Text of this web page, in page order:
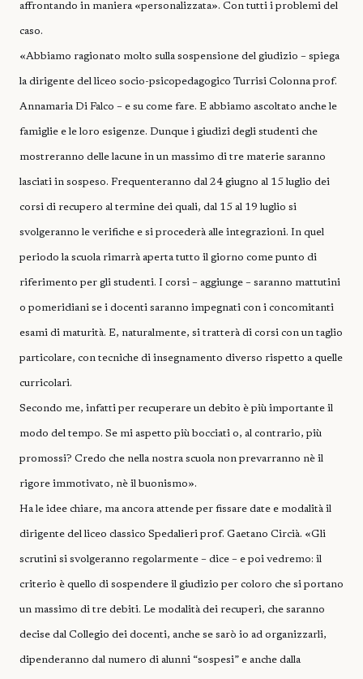
affrontando in maniera «personalizzata». Con tutti i problemi del
caso.
«Abbiamo ragionato molto sulla sospensione del giudizio – spiega
la dirigente del liceo socio-psicopedagogico Turrisi Colonna prof.
Annamaria Di Falco – e su come fare. E abbiamo ascoltato anche le
famiglie e le loro esigenze. Dunque i giudizi degli studenti che
mostreranno delle lacune in un massimo di tre materie saranno
lasciati in sospeso. Frequenteranno dal 24 giugno al 15 luglio dei
corsi di recupero al termine dei quali, dal 15 al 19 luglio si
svolgeranno le verifiche e si procederà alle integrazioni. In quel
periodo la scuola rimarrà aperta tutto il giorno come punto di
riferimento per gli studenti. I corsi – aggiunge – saranno mattutini
o pomeridiani se i docenti saranno impegnati con i concomitanti
esami di maturità. E, naturalmente, si tratterà di corsi con un taglio
particolare, con tecniche di insegnamento diverso rispetto a quelle
curricolari.
Secondo me, infatti per recuperare un debito è più importante il
modo del tempo. Se mi aspetto più bocciati o, al contrario, più
promossi? Credo che nella nostra scuola non prevarranno nè il
rigore immotivato, nè il buonismo».
Ha le idee chiare, ma ancora attende per fissare date e modalità il
dirigente del liceo classico Spedalieri prof. Gaetano Circià. «Gli
scrutini si svolgeranno regolarmente – dice – e poi vedremo: il
criterio è quello di sospendere il giudizio per coloro che si portano
un massimo di tre debiti. Le modalità dei recuperi, che saranno
decise dal Collegio dei docenti, anche se sarò io ad organizzarli,
dipenderanno dal numero di alunni “sospesi” e anche dalla